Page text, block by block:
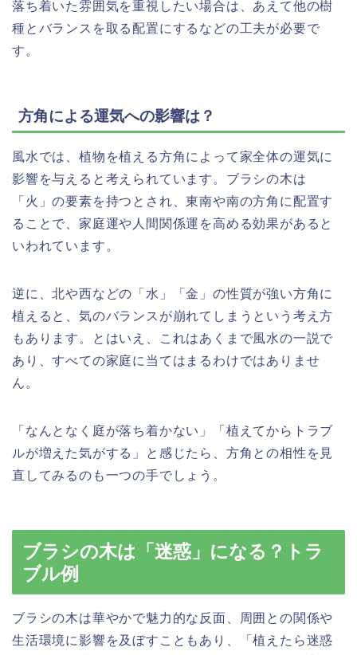
落ち着いた雰囲気を重視したい場合は、あえて他の樹
種とバランスを取る配置にするなどの工夫が必要で
す。
方角による運気への影響は？
風水では、植物を植える方角によって家全体の運気に
影響を与えると考えられています。ブラシの木は
「火」の要素を持つとされ、東南や南の方角に配置す
ることで、家庭運や人間関係運を高める効果があると
いわれています。
逆に、北や西などの「水」「金」の性質が強い方角に
植えると、気のバランスが崩れてしまうという考え方
もあります。とはいえ、これはあくまで風水の一説で
あり、すべての家庭に当てはまるわけではありませ
ん。
「なんとなく庭が落ち着かない」「植えてからトラブ
ルが増えた気がする」と感じたら、方角との相性を見
直してみるのも一つの手でしょう。
ブラシの木は「迷惑」になる？トラ
ブル例
ブラシの木は華やかで魅力的な反面、周囲との関係や
生活環境に影響を及ぼすこともあり、「植えたら迷惑